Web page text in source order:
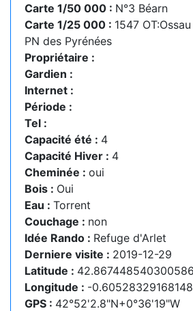
Carte 1/50 000 : N°3 Béarn
Carte 1/25 000 : 1547
PN des Pyrénées
Propriétaire :
Gardien :
Internet :
Période :
Tel :
Capacité été : 4
Capacité Hiver : 4
Cheminée : oui
Bois : Oui
Eau : Torrent
Couchage : non
Idée Rando : Refuge d'Arlet
Derniere visite : 2019-12-29
Latitude : 42.867448540300586
Longitude : -0.60528329168148
GPS : 42°52'2.8"N+0°36'19"W